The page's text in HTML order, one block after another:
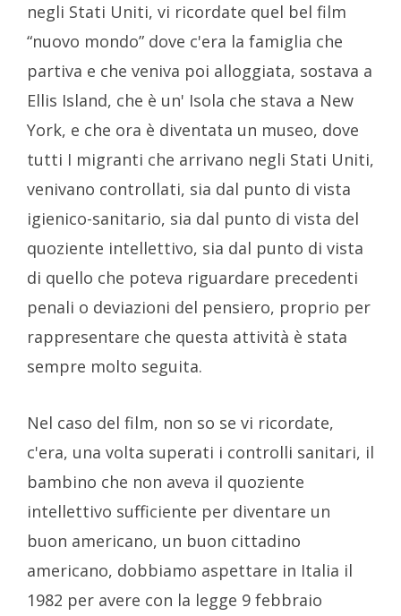
negli Stati Uniti, vi ricordate quel bel film
“nuovo mondo” dove c'era la famiglia che
partiva e che veniva poi alloggiata, sostava a
Ellis Island, che è un' Isola che stava a New
York, e che ora è diventata un museo, dove
tutti I migranti che arrivano negli Stati Uniti,
venivano controllati, sia dal punto di vista
igienico-sanitario, sia dal punto di vista del
quoziente intellettivo, sia dal punto di vista
di quello che poteva riguardare precedenti
penali o deviazioni del pensiero, proprio per
rappresentare che questa attività è stata
sempre molto seguita.
Nel caso del film, non so se vi ricordate,
c'era, una volta superati i controlli sanitari, il
bambino che non aveva il quoziente
intellettivo sufficiente per diventare un
buon americano, un buon cittadino
americano, dobbiamo aspettare in Italia il
1982 per avere con la legge 9 febbraio